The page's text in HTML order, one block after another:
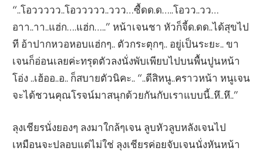
“..โอววววว..โอววววว..ววว…ซื้ดด.ด…..โอวว..วว…
อาา..าา..แฮ่ก….แฮ่ก…..” หน้าเจนชา หัวก็จี้ด.ดด..ได้สุขไป
ที อ้าปากหวอหอบแฮ่กๆ.. ตัวกระตุกๆ.. อยู่เป็นระยะ.. ขา
เจนก็อ่อนเลยค่ะทรุดตัวลงนั่งพับเพียบไปบนพื้นปูนหน้า
โอ่ง ..เฮ้ออ..อ.. ก็สบายตัวนิคะ.. “..ดีสิหนู..คราวหน้า หนูเจน
จะได้ชวนคุณโรจน์มาสนุกด้วยกันกับเราแบบนี้..หึ..หึ..”
ลุงเชียรนั่งยองๆ ลงมาใกล้ๆเจน ลูบหัวลูบหลังเจนไป
เหมือนจะปลอบแต่ไม่ใช่ ลุงเชียรค่อยจับเจนนั่งหันหน้า